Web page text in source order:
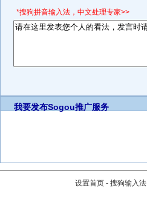
*搜狗拼音输入法，中文处理专家>>
我要发布Sogou推广服务
设置首页 - 搜狗输入法